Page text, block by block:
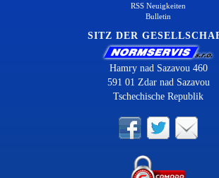
RSS Neuigkeiten
Bulletin
SITZ DER
Hamry nad Sazavou 460
591 01 Zdar nad Sazavou
Tschechische Republik